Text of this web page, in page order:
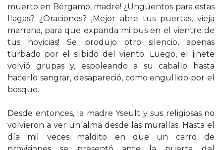
muerto en Bérgamo, madre! ¿Ungüentos para estas
llagas? ¿Oraciones? ¡Mejor abre tus puertas, vieja
marrana, para que expanda mi pus en el vientre de
tus novicias! Se produjo otro silencio, apenas
turbado por el silbido del viento. Luego, el jinete
volvió grupas y, espoleando a su caballo hasta
hacerlo sangrar, desapareció, como engullido por el
bosque.
Desde entonces, la madre Yseult y sus religiosas no
volvieron a ver un alma desde las murallas. Hasta el
día mil veces maldito en que un carro de